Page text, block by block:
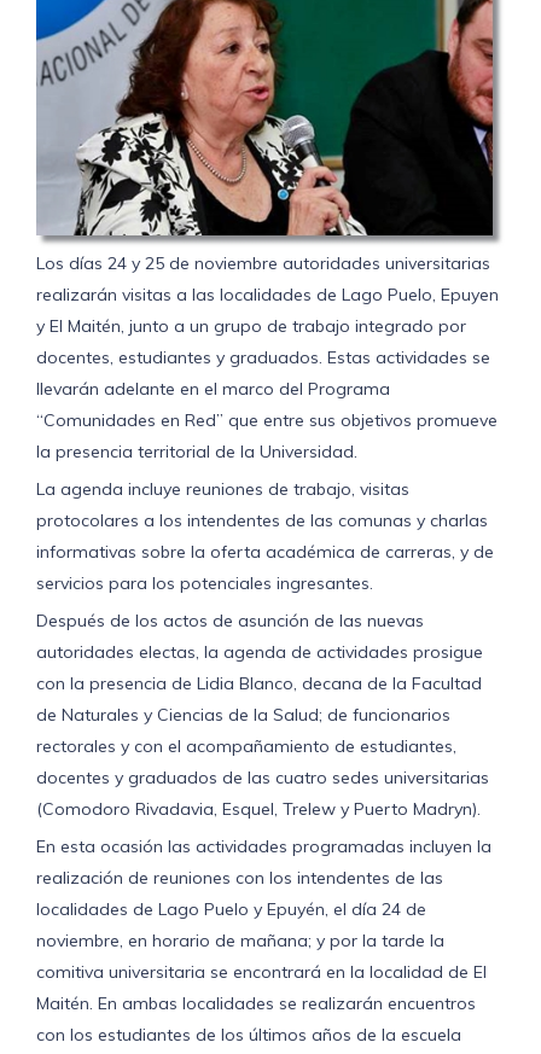
Los días 24 y 25 de noviembre autoridades universitarias
realizarán visitas a las localidades de Lago Puelo, Epuyen
y El Maitén, junto a un grupo de trabajo integrado por
docentes, estudiantes y graduados. Estas actividades se
llevarán adelante en el marco del Programa
“Comunidades en Red” que entre sus objetivos promueve
la presencia territorial de la Universidad.
La agenda incluye reuniones de trabajo, visitas
protocolares a los intendentes de las comunas y charlas
informativas sobre la oferta académica de carreras, y de
servicios para los potenciales ingresantes.
Después de los actos de asunción de las nuevas
autoridades electas, la agenda de actividades prosigue
con la presencia de Lidia Blanco, decana de la Facultad
de Naturales y Ciencias de la Salud; de funcionarios
rectorales y con el acompañamiento de estudiantes,
docentes y graduados de las cuatro sedes universitarias
(Comodoro Rivadavia, Esquel, Trelew y Puerto Madryn).
En esta ocasión las actividades programadas incluyen la
realización de reuniones con los intendentes de las
localidades de Lago Puelo y Epuyén, el día 24 de
noviembre, en horario de mañana; y por la tarde la
comitiva universitaria se encontrará en la localidad de El
Maitén. En ambas localidades se realizarán encuentros
con los estudiantes de los últimos años de la escuela